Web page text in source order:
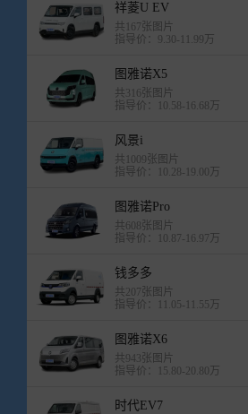
祥菱U EV
共167张图片
指导价：9.30-11.99万
图雅诺X5
共316张图片
指导价：10.58-16.68万
风景i
共1009张图片
指导价：10.28-19.00万
图雅诺Pro
共608张图片
指导价：10.87-16.97万
钱多多
共207张图片
指导价：11.05-11.55万
图雅诺X6
共943张图片
指导价：15.80-20.80万
时代EV7